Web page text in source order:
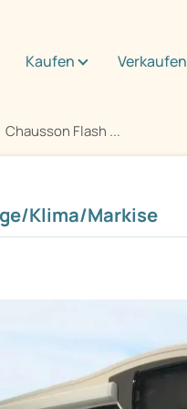
Kaufen Verkaufen
Chausson Flash ...
Klima/Markise